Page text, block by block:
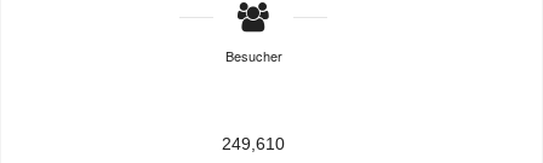
Besucher
249,610